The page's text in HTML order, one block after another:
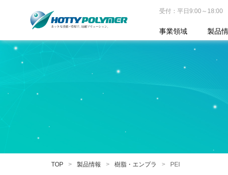
受付：平日9:00～18:00
事業領域 製品
TOP 製品情報 樹脂・エンプラ PEI